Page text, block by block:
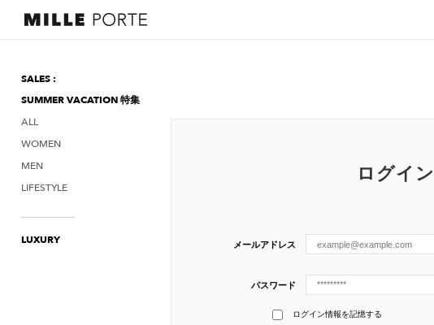
SALES :
SUMMER VACATION 特集
ALL
WOMEN
MEN
LIFESTYLE
LUXURY
ログイン
メールアドレス
パスワード
ログイン情報を記憶する